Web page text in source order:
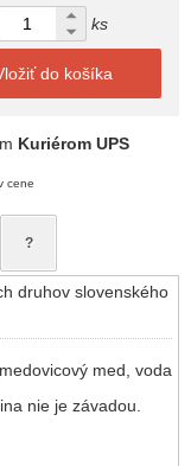
ks
do košíka
Kuriérom UPS
cene
?
druhov slovenského
med , voda
nie je závadou.